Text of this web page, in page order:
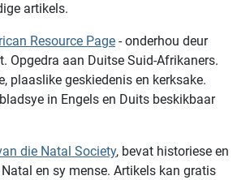
artikels.
Resource Page - onderhou deur
Opgedra aan Duitse Suid-Afrikaners.
plaaslike geskiedenis en kerksake.
in Engels en Duits beskikbaar
die Natal Society, bevat historiese en
en sy mense. Artikels kan gratis